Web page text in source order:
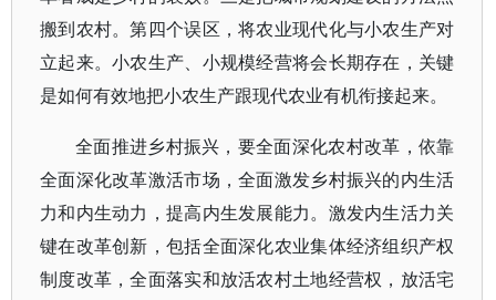
搬到农村。第四个误区，将农业现代化与小农生产对
立起来。小农生产、小规模经营将会长期存在，关键
是如何有效地把小农生产跟现代农业有机衔接起来。
全面推进乡村振兴，要全面深化农村改革，依靠
全面深化改革激活市场，全面激发乡村振兴的内生活
力和内生动力，提高内生发展能力。激发内生活力关
键在改革创新，包括全面深化农业集体经济组织产权
制度改革，全面落实和放活农村土地经营权，放活宅